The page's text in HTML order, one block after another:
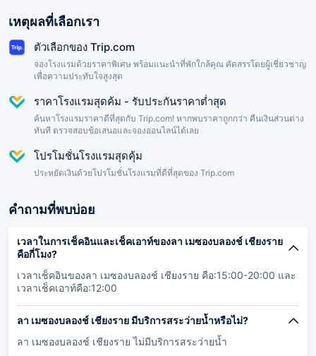
เหตุผลที่เลือกเรา
ตัวเลือกของ Trip.com
จองโรงแรมด้วยราคาพิเศษ พร้อมแนะนำที่พักใกล้คุณ คัดสรรโดยผู้เชี่ยวชาญ
เพื่อความประทับใจสูงสุด
ราคาโรงแรมสุดค้ม - รับประกันราคาต่ำสุด
ค้นหาโรงแรมราคาดีที่สุดกับ Trip.com! หากพบราคาถูกกว่า คืนเงินส่วนต่าง
ทันที ตรวจสอบข้อเสนอและจองออนไลน์ได้เลย
โปรโมชั่นโรงแรมสุดคุ้ม
ประหยัดเงินด้วยโปรโมชั่นโรงแรมที่ดีที่สุดของ Trip.com
คำถามที่พบบ่อย
เวลาในการเช็คอินและเช็คเอาท์ของลา เมซองบลองช์ เชียงราย
คือกี่โมง?
เวลาเช็คอินของลา เมซองบลองช์ เชียงราย คือ:15:00-20:00 และ
เวลาเช็คเอาท์คือ:12:00
ลา เมซองบลองช์ เชียงราย มีบริการสระว่ายน้ำหรือไม่?
ลา เมซองบลองช์ เชียงราย ไม่มีบริการสระว่ายน้ำ